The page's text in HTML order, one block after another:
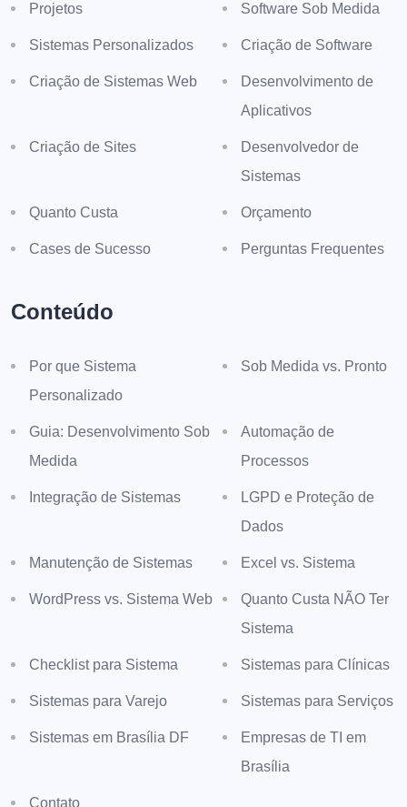
Projetos Software Sob Medida
Sistemas Personalizados Criação de Software
Criação de Sistemas Web
Desenvolvimento de
Aplicativos
Criação de Sites
Desenvolvedor de
Sistemas
Quanto Custa Orçamento
Cases de Sucesso Perguntas Frequentes
Conteúdo
Por que Sistema
Personalizado
Sob Medida vs. Pronto
Guia: Desenvolvimento Sob
Medida
Automação de
Processos
Integração de Sistemas
LGPD e Proteção de
Dados
Manutenção de Sistemas Excel vs. Sistema
WordPress vs. Sistema Web
Quanto Custa NÃO Ter
Sistema
Checklist para Sistema Sistemas para Clínicas
Sistemas para Varejo Sistemas para Serviços
Sistemas em Brasília DF
Empresas de TI em
Brasília
Contato